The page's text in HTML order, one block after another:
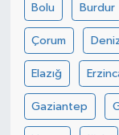
Bolu Burdur
Çorum
Elazığ
Gaziantep